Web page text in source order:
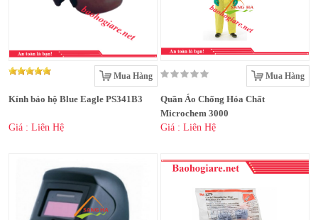
Mua Hàng
Kính bảo hộ Blue Eagle PS341B3
Giá : Liên Hệ
Mua Hàng
Quần Áo Chống Hóa Chất
Microchem 3000
Giá : Liên Hệ